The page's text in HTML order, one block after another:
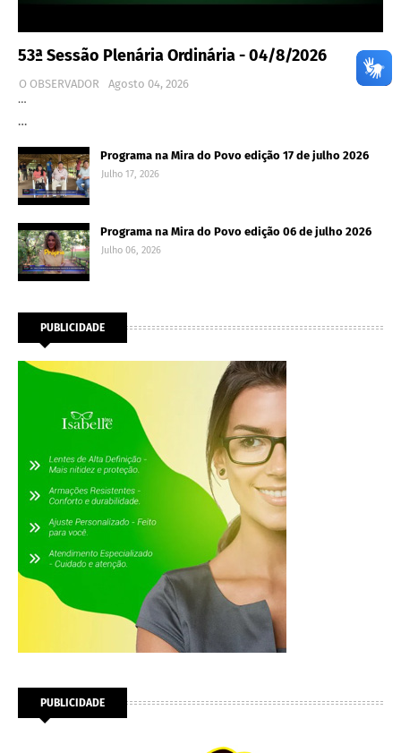
53ª Sessão Plenária Ordinária - 04/8/2026
O OBSERVADOR
Agosto 04, 2026
…
…
Programa na Mira do Povo edição 17 de julho 2026
Julho 17, 2026
Programa na Mira do Povo edição 06 de julho 2026
Julho 06, 2026
PUBLICIDADE
PUBLICIDADE